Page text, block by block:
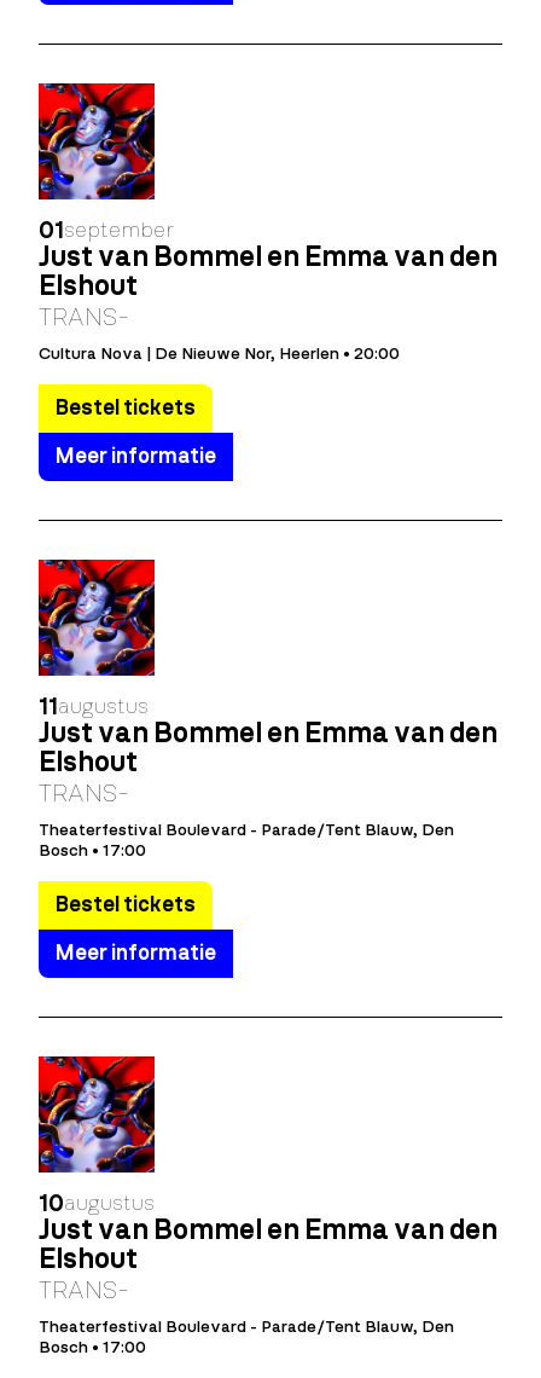
01 september
Just van Bommel en Emma van den
Elshout
TRANS-
Cultura Nova | De Nieuwe Nor, Heerlen • 20:00
Bestel tickets
Meer informatie
11 augustus
Just van Bommel en Emma van den
Elshout
TRANS-
Theaterfestival Boulevard - Parade/Tent Blauw, Den
Bosch • 17:00
Bestel tickets
Meer informatie
10augustus
Just van Bommel en Emma van den
Elshout
TRANS-
Theaterfestival Boulevard - Parade/Tent Blauw, Den
Bosch • 17:00